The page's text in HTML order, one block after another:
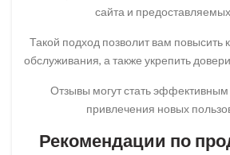
сайта и предоставляемых
Такой подход позволит вам повысить
обслуживания, а также укрепить
Отзывы могут стать
привлечения новых
Рекомендации по